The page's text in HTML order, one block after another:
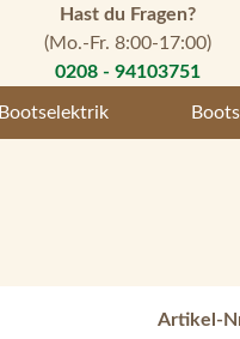
Hast du Fragen?
(Mo.-Fr. 8:00-17:00)
0208 - 94103751
Bootselektrik
Artikel-